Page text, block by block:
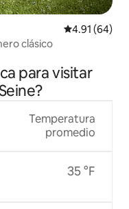
Calificación
4.91 (64)
clásico
para visitar
Temperatura
promedio
35 °F